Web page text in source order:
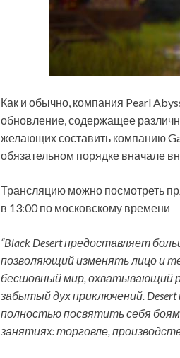
Как и обычно, компания Pearl
обновление, содержащее
желающих составить компанию
обязательном порядке вначале
Трансляцию можно посмотреть
в 13:00 по московскому времени
“Black Desert предоставляет
позволяющий изменять лицо и
бесшовный мир, охватывающий
забытый дух приключений.
полностью посвятить себя
занятиях: торговле,